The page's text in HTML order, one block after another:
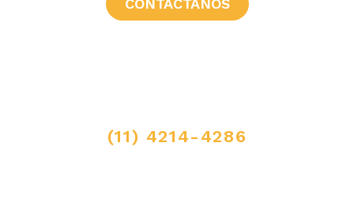
CONTACTANOS
(11) 4214-4286